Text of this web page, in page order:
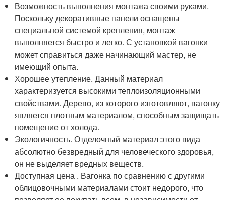
Возможность выполнения монтажа своими руками.
Поскольку декоративные панели оснащены
специальной системой крепления, монтаж
выполняется быстро и легко. С установкой вагонки
может справиться даже начинающий мастер, не
имеющий опыта.
Хорошее утепление. Данный материал
характеризуется высокими теплоизоляционными
свойствами. Дерево, из которого изготовляют, вагонку
является плотным материалом, способным защищать
помещение от холода.
Экологичность. Отделочный материал этого вида
абсолютно безвредный для человеческого здоровья,
он не выделяет вредных веществ.
Доступная цена . Вагонка по сравнению с другими
облицовочными материалами стоит недорого, что